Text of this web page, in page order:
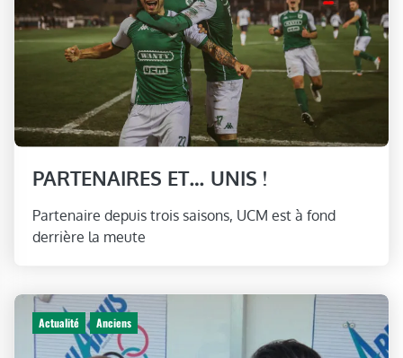
PARTENAIRES ET… UNIS !
Partenaire depuis trois saisons, UCM est à fond
derrière la meute
Actualité Anciens